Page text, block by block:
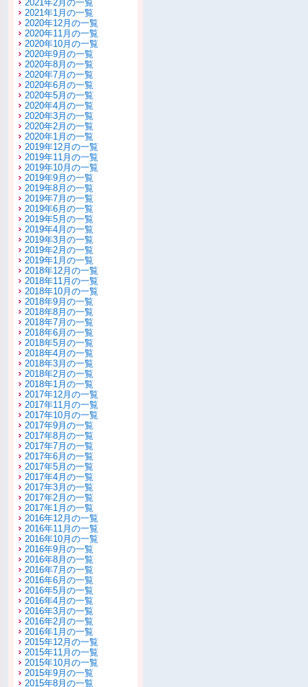
2021年2月の一覧
2021年1月の一覧
2020年12月の一覧
2020年11月の一覧
2020年10月の一覧
2020年9月の一覧
2020年8月の一覧
2020年7月の一覧
2020年6月の一覧
2020年5月の一覧
2020年4月の一覧
2020年3月の一覧
2020年2月の一覧
2020年1月の一覧
2019年12月の一覧
2019年11月の一覧
2019年10月の一覧
2019年9月の一覧
2019年8月の一覧
2019年7月の一覧
2019年6月の一覧
2019年5月の一覧
2019年4月の一覧
2019年3月の一覧
2019年2月の一覧
2019年1月の一覧
2018年12月の一覧
2018年11月の一覧
2018年10月の一覧
2018年9月の一覧
2018年8月の一覧
2018年7月の一覧
2018年6月の一覧
2018年5月の一覧
2018年4月の一覧
2018年3月の一覧
2018年2月の一覧
2018年1月の一覧
2017年12月の一覧
2017年11月の一覧
2017年10月の一覧
2017年9月の一覧
2017年8月の一覧
2017年7月の一覧
2017年6月の一覧
2017年5月の一覧
2017年4月の一覧
2017年3月の一覧
2017年2月の一覧
2017年1月の一覧
2016年12月の一覧
2016年11月の一覧
2016年10月の一覧
2016年9月の一覧
2016年8月の一覧
2016年7月の一覧
2016年6月の一覧
2016年5月の一覧
2016年4月の一覧
2016年3月の一覧
2016年2月の一覧
2016年1月の一覧
2015年12月の一覧
2015年11月の一覧
2015年10月の一覧
2015年9月の一覧
2015年8月の一覧